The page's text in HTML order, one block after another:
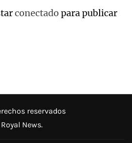
conectado para publicar
reservados
News.